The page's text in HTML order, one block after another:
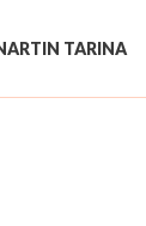
TARINA